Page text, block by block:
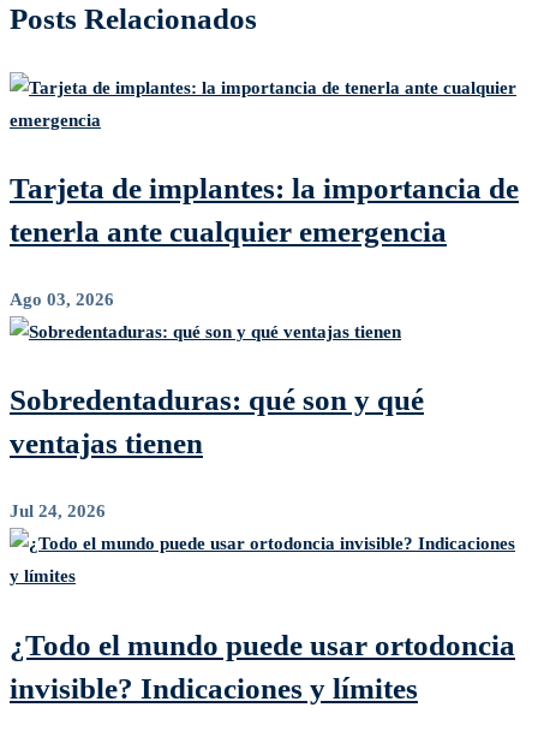
Posts Relacionados
Tarjeta de implantes: la importancia de
tenerla ante cualquier emergencia
Ago 03, 2026
Sobredentaduras: qué son y qué
ventajas tienen
Jul 24, 2026
¿Todo el mundo puede usar ortodoncia
invisible? Indicaciones y límites